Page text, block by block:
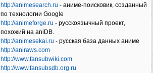
http://animesearch.ru - аниме-поисковик, созданный
по технологии Google
http://animeforge.ru - русскоязычный проект,
похожий на aniDB.
http://animesekai.ru - русская база данных аниме
http://aniraws.com
http://www.fansubwiki.com
http://www.fansubsdb.org.ru